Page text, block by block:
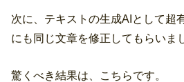
次に、テキストの生成AIとして超
にも同じ文章を修正してもらいま
驚くべき結果は、こちらです。